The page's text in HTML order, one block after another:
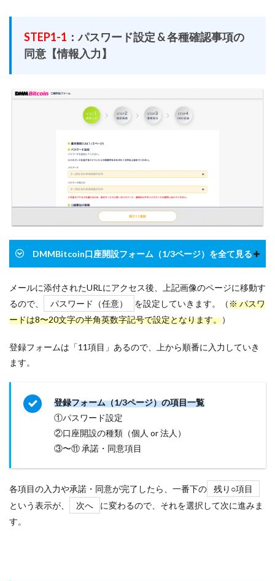
STEP1-1 ：パスワード設定 & 各種確認事項の
同意【情報入力】
DMMBitcoin口座開設フォーム（1/3ページ）を全て見る
メールに添付されたURLにアクセス後、上記画像のページに移動す
るので、
パスワード（任意） を設定していきます。（※ パスワ
ードは8〜20文字の半角英数字記号で設定となります。）
登録フォームは「11項目」あるので、上から順番に入力していき
ます。
登録フォーム（1/3ページ）の項目一覧
①パスワード設定
②口座開設の種類（個人 or 法人）
③〜⑪ 承諾・同意項目
各項目の入力や承諾・同意が完了したら、一番下の
残り○項目
という表示が、
次へ
に変わるので、それを選択して次に進みま
す。